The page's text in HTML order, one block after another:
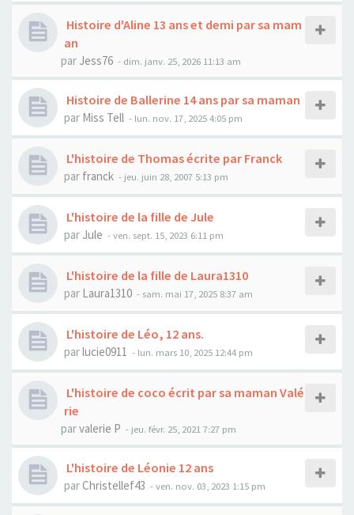
Histoire d'Aline 13 ans et demi par sa mam
an
par Jess76 - dim. janv. 25, 2026 11:13 am
Histoire de Ballerine 14 ans par sa maman
par Miss Tell - lun. nov. 17, 2025 4:05 pm
L'histoire de Thomas écrite par Franck
par franck - jeu. juin 28, 2007 5:13 pm
L'histoire de la fille de Jule
par Jule - ven. sept. 15, 2023 6:11 pm
L'histoire de la fille de Laura1310
par Laura1310 - sam. mai 17, 2025 8:37 am
L'histoire de Léo, 12 ans.
parlucie0911 - lun. mars 10, 2025 12:44 pm
L'histoire de coco écrit par sa maman Valé
rie
parvalerie P - jeu. févr. 25, 2021 7:27 pm
L'histoire de Léonie 12 ans
parChristellef43 - ven. nov. 03, 2023 1:15 pm